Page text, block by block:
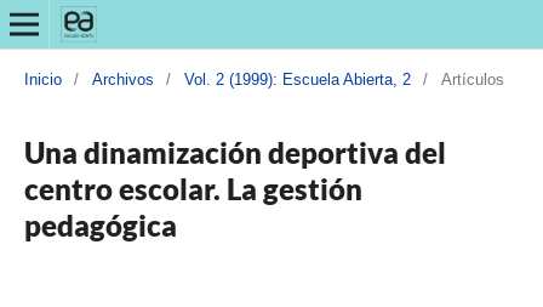
Inicio / Archivos / Vol. 2 (1999): Escuela Abierta, 2 / Artículos
Una dinamización deportiva del
centro escolar. La gestión
pedagógica